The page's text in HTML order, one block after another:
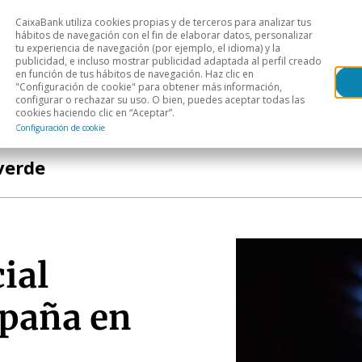
Análisis sectorial Áreas geográficas
CaixaBank utiliza cookies propias y de terceros para analizar tus
hábitos de navegación con el fin de elaborar datos, personalizar
tu experiencia de navegación (por ejemplo, el idioma) y la
publicidad, e incluso mostrar publicidad adaptada al perfil creado
en función de tus hábitos de navegación. Haz clic en
"Configuración de cookie" para obtener más información,
configurar o rechazar su uso. O bien, puedes aceptar todas las
cookies haciendo clic en “Aceptar”.
Configuración de cookie
en